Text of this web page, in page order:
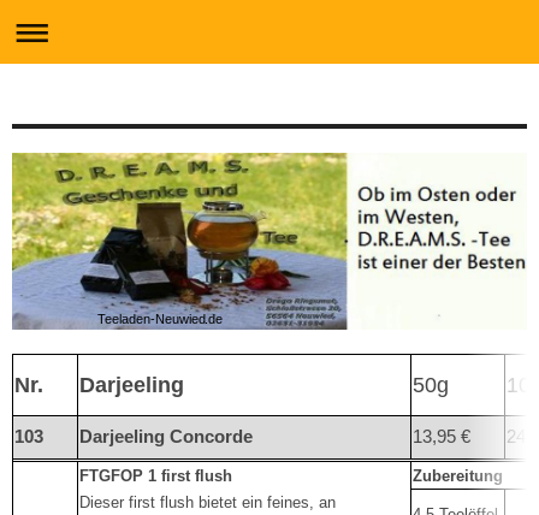
Teeladen-Neuwied.de
Nr. Darjeeling 50g
103 Darjeeling Concorde 13,95 €
FTGFOP 1 first flush
Zubereitung
Dieser first flush bietet ein feines, an